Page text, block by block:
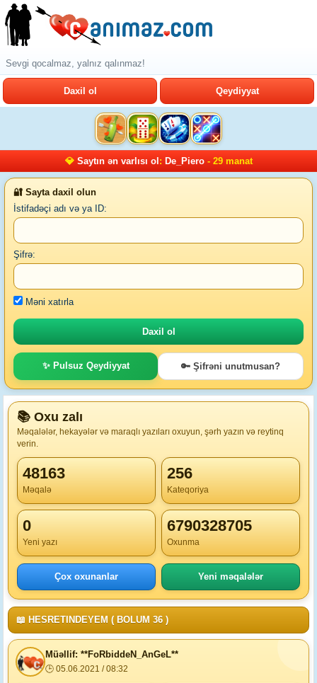
Sevgi qocalmaz, yalnız qalınmaz!
Daxil ol Qeydiyyat
💎 Saytın ən varlısı ol : De_Piero- 29 manat
🔐 Sayta daxil olun
İstifadəçi adı və ya ID:
Şifrə:
Məni xatırla
✨ Pulsuz Qeydiyyat 🔑 Şifrəni unutmusan?
📚 Oxu zalı
Məqalələr, hekayələr və maraqlı yazıları oxuyun, şərh yazın və reytinq
verin.
48163
Məqalə
256
Kateqoriya
0
Yeni yazı
6790328705
Oxunma
Çox oxunanlar Yeni məqalələr
📖 HESRETINDEYEM ( BOLUM 36 )
Müəllif: **FoRbiddeN_AnGeL**
🕒 05.06.2021 / 08:32